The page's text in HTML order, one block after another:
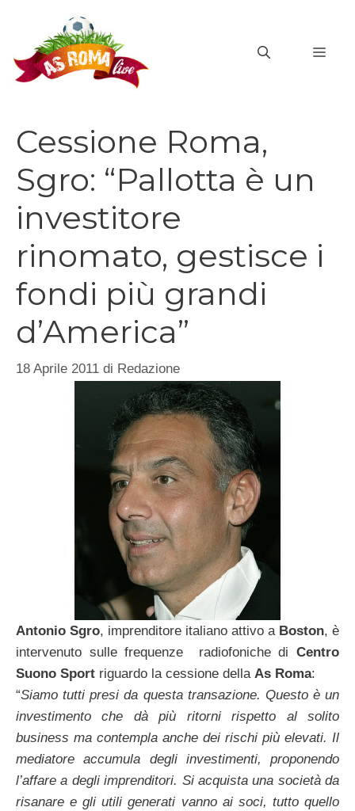
contenuto
Cessione Roma,
Sgro: “Pallotta è un
investitore
rinomato, gestisce i
fondi più grandi
d’America”
18 Aprile 2011 di Redazione
Antonio Sgro, imprenditore italiano attivo a Boston, è
intervenuto sulle frequenze radiofoniche di Centro
Suono Sport riguardo la cessione della As Roma:
“Siamo tutti presi da questa transazione. Questo è un
investimento che dà più ritorni rispetto al solito
business ma contempla anche dei rischi più elevati. Il
mediatore accumula degli investimenti, proponendo
l’affare a degli imprenditori. Si acquista una società da
risanare e gli utili generati vanno ai soci, tutto quello